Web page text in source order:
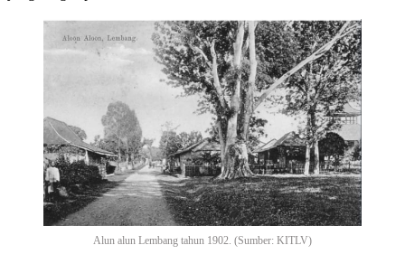
Alun alun Lembang tahun 1902. (Sumber: KITLV)